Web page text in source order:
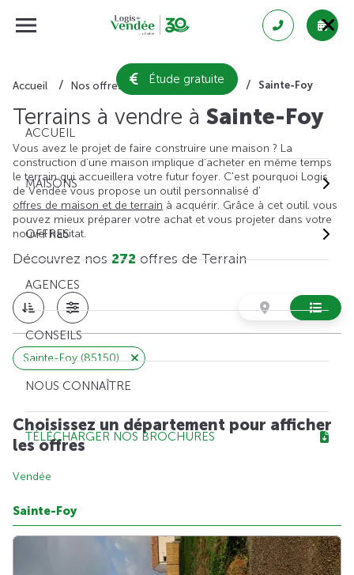
Étude gratuite
ACCUEIL
MAISONS
OFFRES
AGENCES
CONSEILS
NOUS CONNAÎTRE
TÉLÉCHARGER NOS BROCHURES
Accueil Nos offres de terrain Vendée Sainte-Foy
Terrains à vendre à Sainte-Foy
Vous avez le projet de faire construire une maison ? La
construction d'une maison implique d'acheter en même temps
le terrain qui accueillera votre futur foyer. C'est pourquoi Logis
de Vendée vous propose un outil personnalisé d'
offres de maison et de terrain à acquérir. Grâce à cet outil, vous
pouvez mieux préparer votre achat et vous projeter dans votre
nouvel habitat.
Découvrez nos272offres de Terrain
Sainte-Foy (85150)
Choisissez un département pour afficher
les offres
Vendée
Sainte-Foy